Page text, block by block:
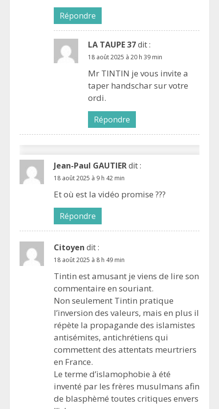
Répondre
LA TAUPE 37dit :
18 août 2025 à 20 h 39 min
Mr TINTIN je vous invite a
taper handschar sur votre
ordi.
Répondre
Jean-Paul GAUTIERdit :
18 août 2025 à 9 h 42 min
Et où est la vidéo promise ???
Répondre
Citoyen dit :
18 août 2025 à 8 h 49 min
Tintin est amusant je viens de lire son
commentaire en souriant.
Non seulement Tintin pratique
l’inversion des valeurs, mais en plus il
répète la propagande des islamistes
antisémites, antichrétiens qui
commettent des attentats meurtriers
en France.
Le terme d’islamophobie à été
inventé par les frères musulmans afin
de blasphèmé toutes critiques envers